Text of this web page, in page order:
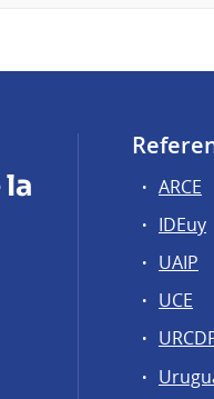
ARCE
IDEuy
UAIP
UCE